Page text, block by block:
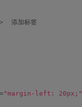
>
  添加标签
"margin-left: 20px;"